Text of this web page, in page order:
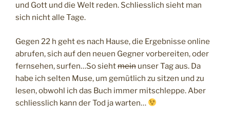
und Gott und die Welt reden. Schliesslich sieht man
sich nicht alle Tage.
Gegen 22 h geht es nach Hause, die Ergebnisse online
abrufen, sich auf den neuen Gegner vorbereiten, oder
fernsehen, surfen…So siehtmein unser Tag aus. Da
habe ich selten Muse, um gemütlich zu sitzen und zu
lesen, obwohl ich das Buch immer mitschleppe. Aber
schliesslich kann der Tod ja warten…